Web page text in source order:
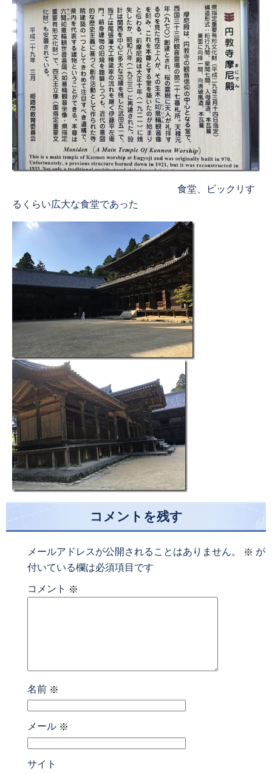
食堂、ビックリす
るくらい広大な食堂であった
コメントを残す
メールアドレスが公開されることはありません。 ※ が
付いている欄は必須項目です
コメント ※
名前 ※
メール ※
サイト